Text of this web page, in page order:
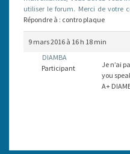
utiliser le forum. Merci de votre
Répondre à : contro plaque
9 mars 2016 à 16 h 18 min
DIAMBA
Participant
Je n’ai
you
A+